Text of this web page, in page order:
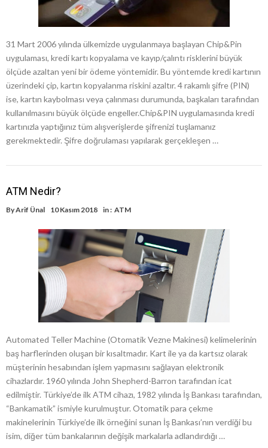
31 Mart 2006 yılında ülkemizde uygulanmaya başlayan Chip&Pin
uygulaması, kredi kartı kopyalama ve kayıp/çalıntı risklerini büyük
ölçüde azaltan yeni bir ödeme yöntemidir. Bu yöntemde kredi kartının
üzerindeki çip, kartın kopyalanma riskini azaltır. 4 rakamlı şifre (PIN)
ise, kartın kaybolması veya çalınması durumunda, başkaları tarafından
kullanılmasını büyük ölçüde engeller.Chip&PIN uygulamasında kredi
kartınızla yaptığınız tüm alışverişlerde şifrenizi tuşlamanız
gerekmektedir. Şifre doğrulaması yapılarak gerçekleşen …
ATM Nedir?
ByArif Ünal 10 Kasım 2018 in : ATM
Automated Teller Machine (Otomatik Vezne Makinesi) kelimelerinin
baş harflerinden oluşan bir kısaltmadır. Kart ile ya da kartsız olarak
müşterinin hesabından işlem yapmasını sağlayan elektronik
cihazlardır. 1960 yılında John Shepherd-Barron tarafından icat
edilmiştir. Türkiye’de ilk ATM cihazı, 1982 yılında İş Bankası tarafından,
“Bankamatik” ismiyle kurulmuştur. Otomatik para çekme
makinelerinin Türkiye’de ilk örneğini sunan İş Bankası’nın verdiği bu
isim, diğer tüm bankalarının değişik markalarla adlandırdığı …